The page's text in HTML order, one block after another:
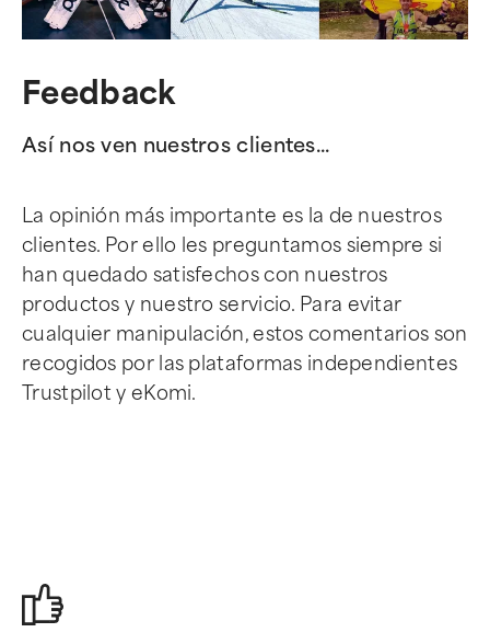
Feedback
Así nos ven nuestros clientes...
La opinión más importante es la de nuestros
clientes. Por ello les preguntamos siempre si
han quedado satisfechos con nuestros
productos y nuestro servicio. Para evitar
cualquier manipulación, estos comentarios son
recogidos por las plataformas independientes
Trustpilot y eKomi.